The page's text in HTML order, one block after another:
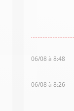
06/08 à 8:48
06/08 à 8:26